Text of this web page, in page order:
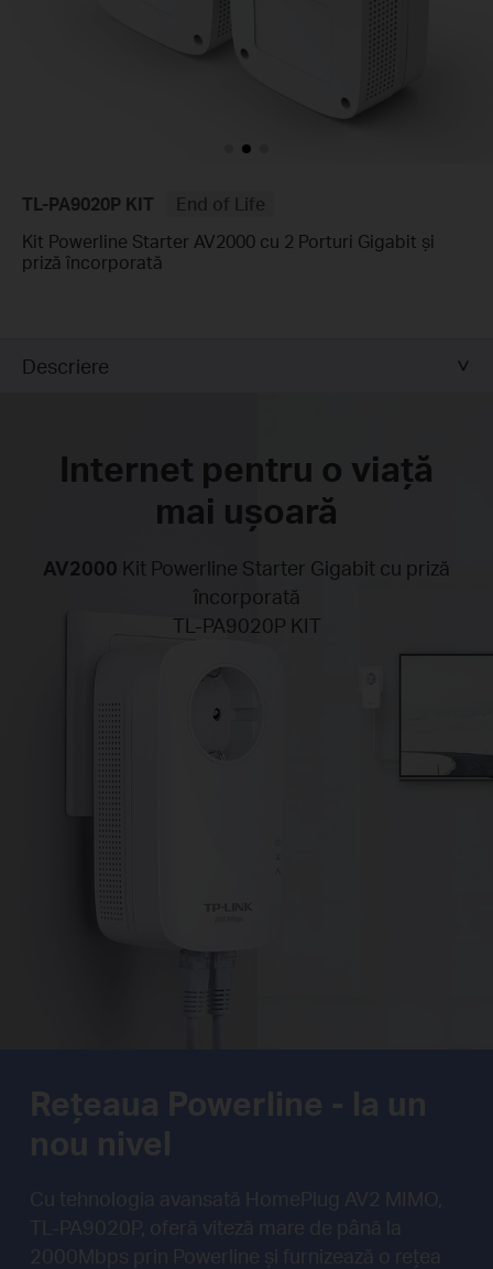
TL-PA9020P KIT
End of Life
Kit Powerline Starter AV2000 cu 2 Porturi Gigabit și
priză încorporată
Descriere
Internet pentru o viață
mai ușoară
AV2000 Kit Powerline Starter Gigabit cu priză
încorporată
TL-PA9020P KIT
Rețeaua Powerline - la un
nou nivel
Cu tehnologia avansată HomePlug AV2 MIMO,
TL-PA9020P, oferă viteză mare de până la
2000Mbps prin Powerline și furnizează o rețea